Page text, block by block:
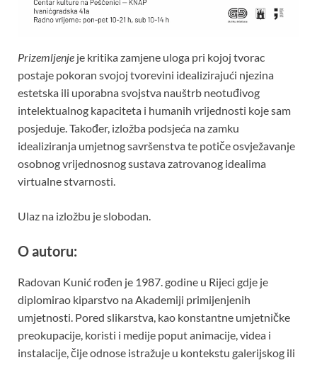
Prizemljenje je kritika zamjene uloga pri kojoj tvorac
postaje pokoran svojoj tvorevini idealizirajući njezina
estetska ili uporabna svojstva nauštrb neotuđivog
intelektualnog kapaciteta i humanih vrijednosti koje sam
posjeduje. Također, izložba podsjeća na zamku
idealiziranja umjetnog savršenstva te potiče osvježavanje
osobnog vrijednosnog sustava zatrovanog idealima
virtualne stvarnosti.
Ulaz na izložbu je slobodan.
O autoru:
Radovan Kunić rođen je 1987. godine u Rijeci gdje je
diplomirao kiparstvo na Akademiji primijenjenih
umjetnosti. Pored slikarstva, kao konstantne umjetničke
preokupacije, koristi i medije poput animacije, videa i
instalacije, čije odnose istražuje u kontekstu galerijskog ili